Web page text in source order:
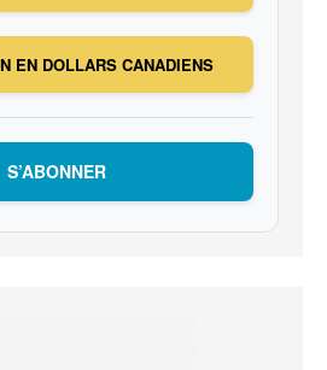
EN DOLLARS CANADIENS
S’ABONNER